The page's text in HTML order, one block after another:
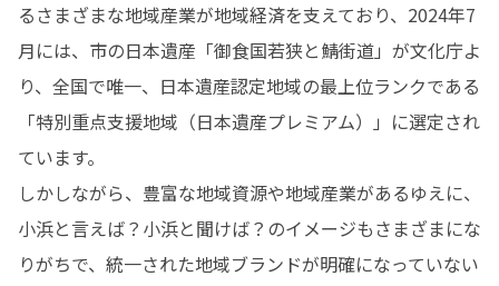
るさまざまな地域産業が地域経済を支えており、2024年7
月には、市の日本遺産「御食国若狭と鯖街道」が文化庁よ
り、全国で唯一、日本遺産認定地域の最上位ランクである
「特別重点支援地域（日本遺産プレミアム）」に選定され
ています。
しかしながら、豊富な地域資源や地域産業があるゆえに、
小浜と言えば？小浜と聞けば？のイメージもさまざまにな
りがちで、統一された地域ブランドが明確になっていない